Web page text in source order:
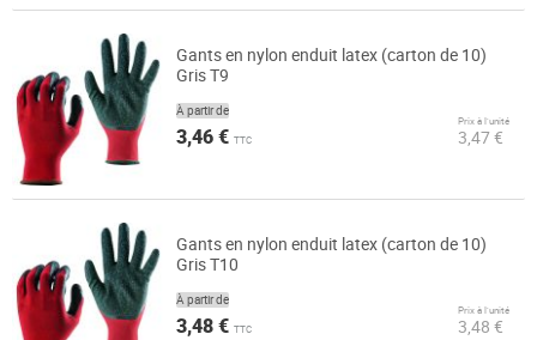
Gants en nylon enduit latex (carton de 10)
Gris T9
À partir de
3,46 € TTC
Prix à l’unité
3,47 €
Gants en nylon enduit latex (carton de 10)
Gris T10
À partir de
3,48 € TTC
Prix à l’unité
3,48 €